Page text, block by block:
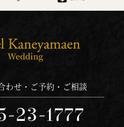
わせ・ご予約・ご相談
23-1777